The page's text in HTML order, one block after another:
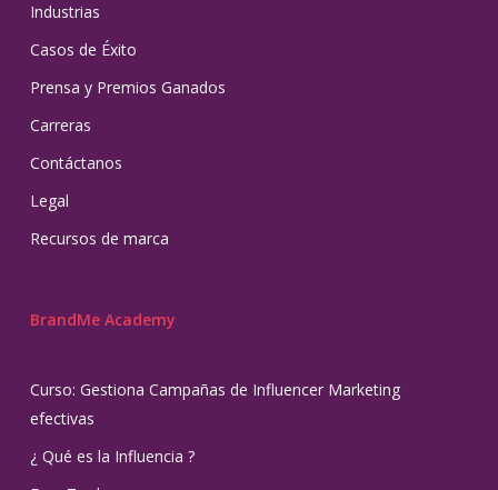
Industrias
Casos de Éxito
Prensa y Premios Ganados
Carreras
Contáctanos
Legal
Recursos de marca
BrandMe Academy
Curso: Gestiona Campañas de Influencer Marketing
efectivas
¿ Qué es la Influencia ?